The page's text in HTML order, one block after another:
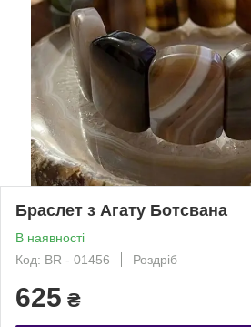
Браслет з Агату Ботсвана
В наявності
Код: BR - 01456
Роздріб
625 ₴